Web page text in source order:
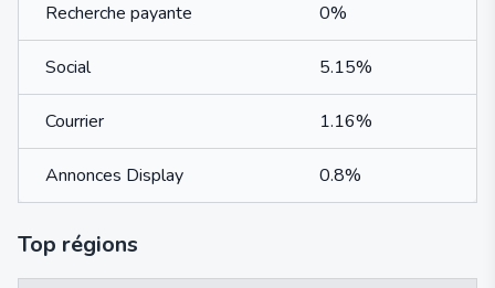
Recherche payante 0%
Social 5.15%
Courrier 1.16%
Annonces Display 0.8%
Top régions